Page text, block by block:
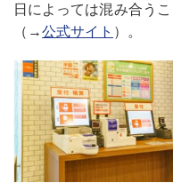
日によっては混み合う
（→公式サイト ）。